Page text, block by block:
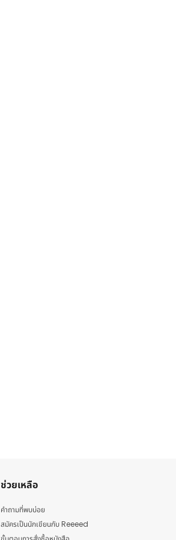
ช่วยเหลือ
คำถามที่พบบ่อย
สมัครเป็นนักเขียนกับ Reeeed